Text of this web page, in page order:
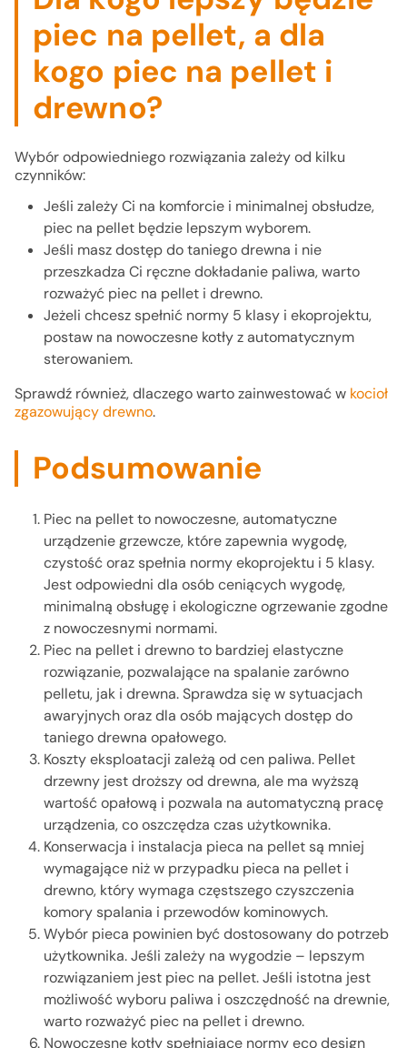
piec na pellet, a dla
kogo piec na pellet i
drewno?
Wybór odpowiedniego rozwiązania zależy od kilku
czynników:
Jeśli zależy Ci na komforcie i minimalnej obsłudze,
piec na pellet będzie lepszym wyborem.
Jeśli masz dostęp do taniego drewna i nie
przeszkadza Ci ręczne dokładanie paliwa, warto
rozważyć piec na pellet i drewno.
Jeżeli chcesz spełnić normy 5 klasy i ekoprojektu,
postaw na nowoczesne kotły z automatycznym
sterowaniem.
Sprawdź również, dlaczego warto zainwestować w kocioł
zgazowujący drewno.
Podsumowanie
Piec na pellet to nowoczesne, automatyczne
urządzenie grzewcze, które zapewnia wygodę,
czystość oraz spełnia normy ekoprojektu i 5 klasy.
Jest odpowiedni dla osób ceniących wygodę,
minimalną obsługę i ekologiczne ogrzewanie zgodne
z nowoczesnymi normami.
Piec na pellet i drewno to bardziej elastyczne
rozwiązanie, pozwalające na spalanie zarówno
pelletu, jak i drewna. Sprawdza się w sytuacjach
awaryjnych oraz dla osób mających dostęp do
taniego drewna opałowego.
Koszty eksploatacji zależą od cen paliwa. Pellet
drzewny jest droższy od drewna, ale ma wyższą
wartość opałową i pozwala na automatyczną pracę
urządzenia, co oszczędza czas użytkownika.
Konserwacja i instalacja pieca na pellet są mniej
wymagające niż w przypadku pieca na pellet i
drewno, który wymaga częstszego czyszczenia
komory spalania i przewodów kominowych.
Wybór pieca powinien być dostosowany do potrzeb
użytkownika. Jeśli zależy na wygodzie – lepszym
rozwiązaniem jest piec na pellet. Jeśli istotna jest
możliwość wyboru paliwa i oszczędność na drewnie,
warto rozważyć piec na pellet i drewno.
Nowoczesne kotły spełniające normy eco design